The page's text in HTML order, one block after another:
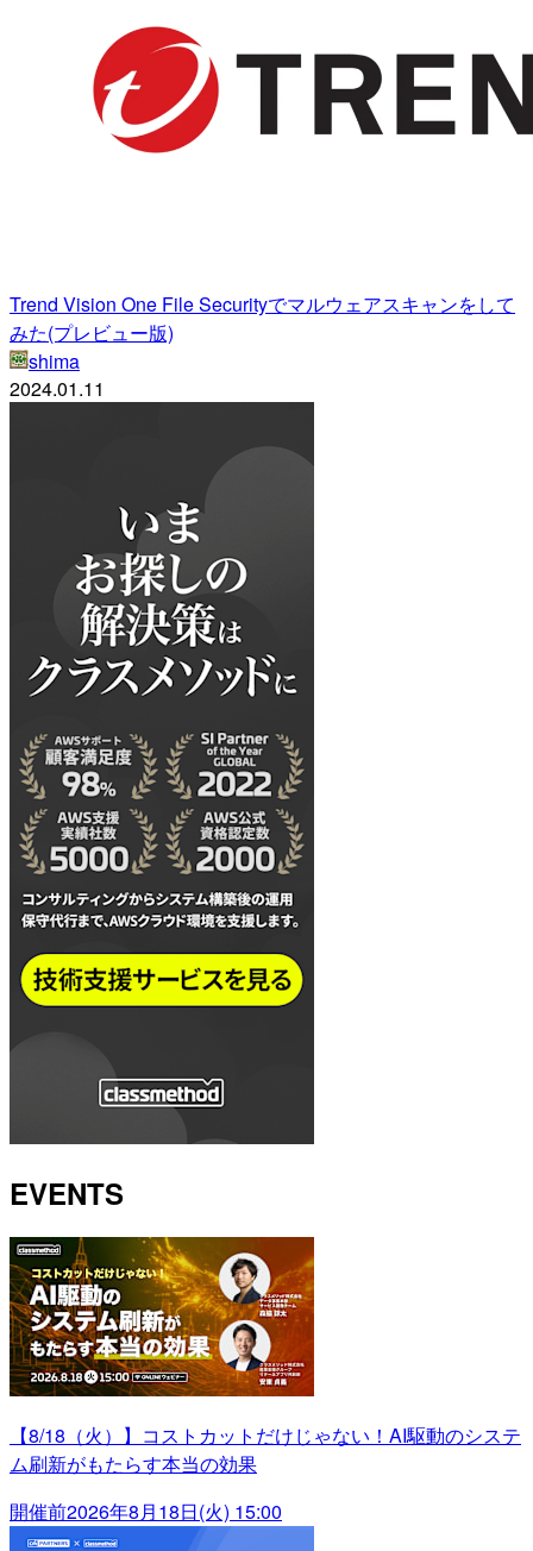
Trend Vision One File Securityでマルウェアスキャンをして
みた(プレビュー版)
shima
2024.01.11
EVENTS
【8/18（火）】コストカットだけじゃない！AI駆動のシステ
ム刷新がもたらす本当の効果
開催前2026年8月18日(火) 15:00